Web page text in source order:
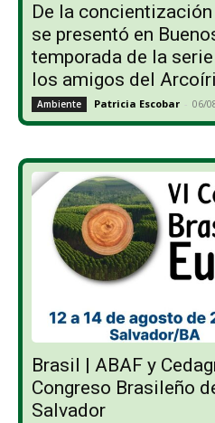
De la
se presentó en
temporada de la
los amigos del
Ambiente Patricia Escobar - 06/
Brasil | ABAF y
Congreso Brasileño
Salvador